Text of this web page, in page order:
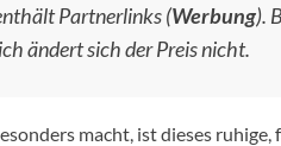
Partnerlinks (Werbung).
ändert sich der Preis nicht.
macht, ist dieses